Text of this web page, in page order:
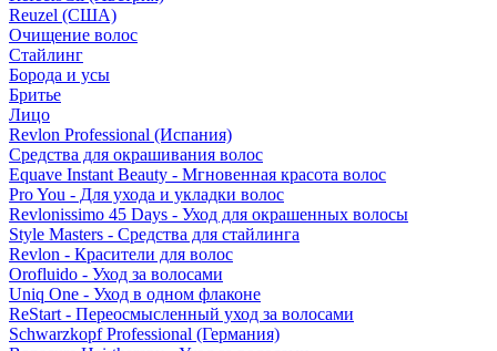
Reuzel (США)
Очищение волос
Стайлинг
Борода и усы
Бритье
Лицо
Revlon Professional (Испания)
Средства для окрашивания волос
Equave Instant Beauty - Мгновенная красота волос
Pro You - Для ухода и укладки волос
Revlonissimo 45 Days - Уход для окрашенных волосы
Style Masters - Средства для стайлинга
Revlon - Красители для волос
Orofluido - Уход за волосами
Uniq One - Уход в одном флаконе
ReStart - Переосмысленный уход за волосами
Schwarzkopf Professional (Германия)